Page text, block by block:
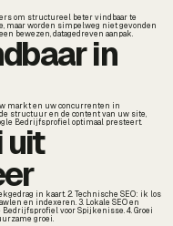
om structureel beter vindbaar te
maar worden simpelweg niet gevonden
bewezen, datagedreven aanpak.
in
markt en uw concurrenten in
structuur en de content van uw site,
Bedrijfsprofiel optimaal presteert.
uit
in kaart. 2. Technische SEO: ik los
en indexeren. 3. Lokale SEO en
voor Spijkenisse. 4. Groei
groei.